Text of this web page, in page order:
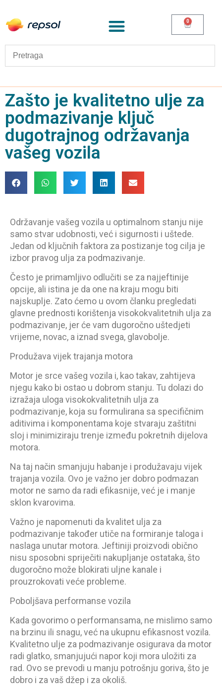
0
Zašto je kvalitetno ulje za
podmazivanje ključ
dugotrajnog održavanja
vašeg vozila
Održavanje vašeg vozila u optimalnom stanju nije
samo stvar udobnosti, već i sigurnosti i uštede.
Jedan od ključnih faktora za postizanje tog cilja je
izbor pravog ulja za podmazivanje.
Često je primamljivo odlučiti se za najjeftinije
opcije, ali istina je da one na kraju mogu biti
najskuplje. Zato ćemo u ovom članku pregledati
glavne prednosti korištenja visokokvalitetnih ulja za
podmazivanje, jer će vam dugoročno uštedjeti
vrijeme, novac, a iznad svega, glavobolje.
Produžava vijek trajanja motora
Motor je srce vašeg vozila i, kao takav, zahtijeva
njegu kako bi ostao u dobrom stanju. Tu dolazi do
izražaja uloga visokokvalitetnih ulja za
podmazivanje, koja su formulirana sa specifičnim
aditivima i komponentama koje stvaraju zaštitni
sloj i minimiziraju trenje između pokretnih dijelova
motora.
Na taj način smanjuju habanje i produžavaju vijek
trajanja vozila. Ovo je važno jer dobro podmazan
motor ne samo da radi efikasnije, već je i manje
sklon kvarovima.
Važno je napomenuti da kvalitet ulja za
podmazivanje također utiče na formiranje taloga i
naslaga unutar motora. Jeftiniji proizvodi obično
nisu sposobni spriječiti nakupljanje ostataka, što
dugoročno može blokirati uljne kanale i
prouzrokovati veće probleme.
Poboljšava performanse vozila
Kada govorimo o performansama, ne mislimo samo
na brzinu ili snagu, već na ukupnu efikasnost vozila.
Kvalitetno ulje za podmazivanje osigurava da motor
radi glatko, smanjujući napor koji mora uložiti za
rad. Ovo se prevodi u manju potrošnju goriva, što je
dobro i za vaš džep i za okoliš.